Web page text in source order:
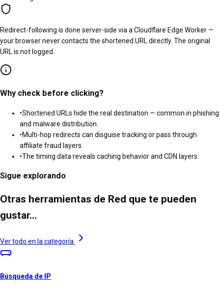
Redirect-following is done server-side via a Cloudflare Edge Worker —
your browser never contacts the shortened URL directly. The original
URL is not logged.
Why check before clicking?
•Shortened URLs hide the real destination — common in phishing
and malware distribution.
•Multi-hop redirects can disguise tracking or pass through
affiliate fraud layers.
•The timing data reveals caching behavior and CDN layers.
Sigue explorando
Otras herramientas de Red que te pueden
gustar…
Ver todo en la categoría
Búsqueda de IP